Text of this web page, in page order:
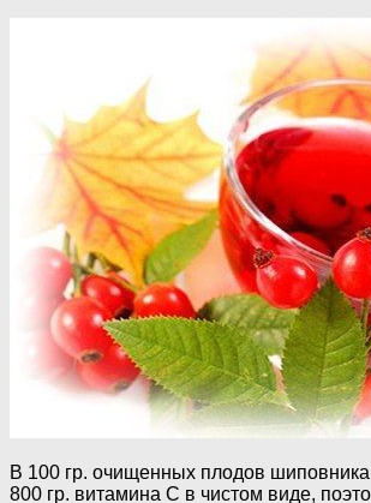
В 100 гр. очищенных плодов
800 гр. витамина С в чистом виде,